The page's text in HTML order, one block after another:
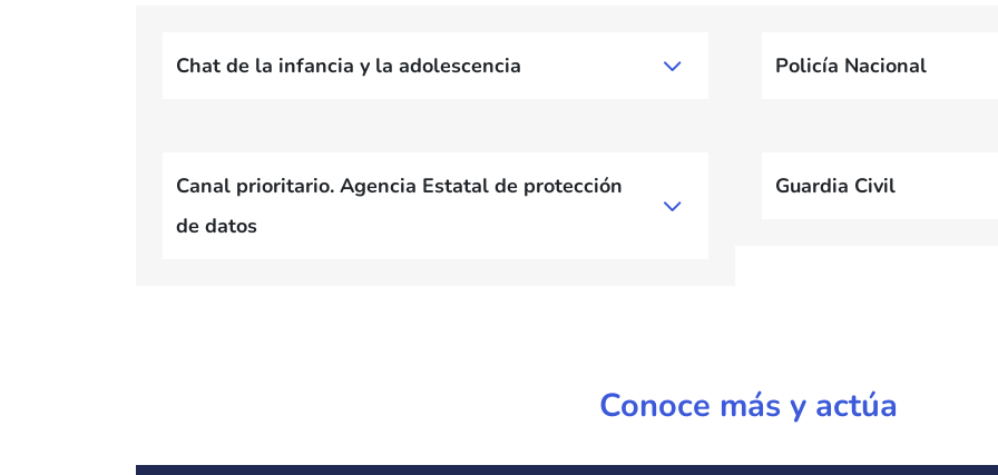
Chat de la infancia y la adolescencia
Canal prioritario. Agencia Estatal de protección
de datos
Policía Nacional
Guardia Civil
Conoce más y actúa